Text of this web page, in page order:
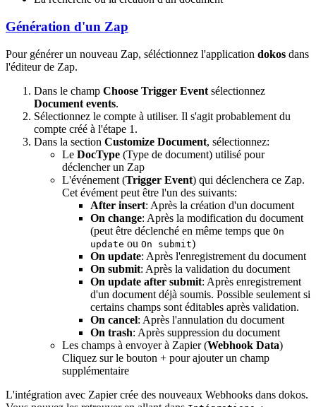
Génération d'un Zap
Pour générer un nouveau Zap, séléctionnez l'application dokos dans
l'éditeur de Zap.
Dans le champ Choose Trigger Event sélectionnez
Document events.
Sélectionnez le compte à utiliser. Il s'agit probablement du
compte créé à l'étape 1.
Dans la section Customize Document, sélectionnez:
Le DocType (Type de document) utilisé pour
déclencher un Zap
L'événement (Trigger Event) qui déclenchera ce Zap.
Cet évément peut être l'un des suivants:
After insert: Après la création d'un document
On change: Après la modification du document
(peut être déclenché en même temps que On
update ou On submit)
On update: Après l'enregistrement du document
On submit: Après la validation du document
On update after submit: Après enregistrement
d'un document déjà soumis. Possible seulement si
certains champs sont éditables après validation.
On cancel: Après l'annulation du document
On trash: Après suppression du document
Les champs à envoyer à Zapier (Webhook Data)
Cliquez sur le bouton + pour ajouter un champ
supplémentaire
L'intégration avec Zapier crée des nouveaux Webhooks dans dokos.